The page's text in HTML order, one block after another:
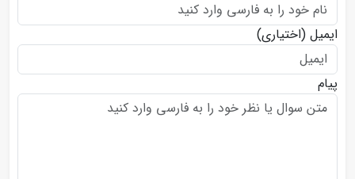
ایمیل (اختیاری)
پیام